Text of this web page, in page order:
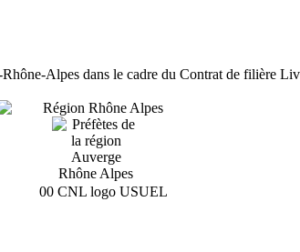
Alpes dans le cadre du Contrat de filière